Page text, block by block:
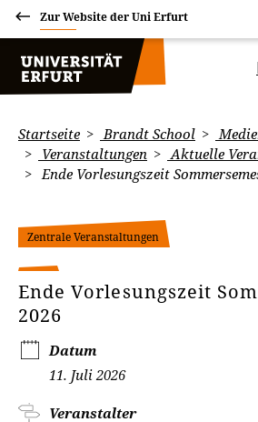
Zur Website der Uni Erfurt
Startseite Brandt School
Veranstaltungen
Aktuelle
Ende Vorlesungszeit
Zentrale Veranstaltungen
Ende Vorlesungszeit
2026
Datum
11. Juli 2026
Veranstalter